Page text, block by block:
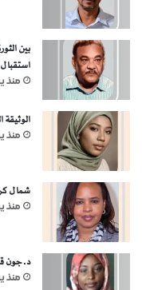
بين
منذ
الوثيقة
منذ
شمال
منذ
د. جون
منذ